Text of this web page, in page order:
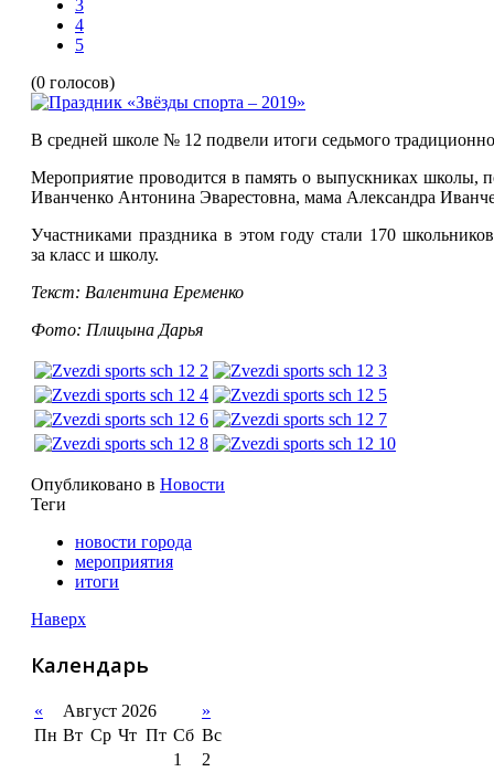
3
4
5
(0 голосов)
В средней школе № 12 подвели итоги седьмого
Мероприятие проводится в память о выпускниках школы,
Иванченко Антонина Эварестовна, мама Александра
Участниками праздника в этом году стали 170
за класс и школу.
Текст: Валентина Еременко
Фото: Плицына Дарья
Опубликовано в Новости
Теги
новости города
мероприятия
итоги
Наверх
Календарь
« Август 2026
»
Пн Вт Ср Чт Пт Сб Вс
1
2